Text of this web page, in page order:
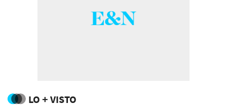
LO + VISTO